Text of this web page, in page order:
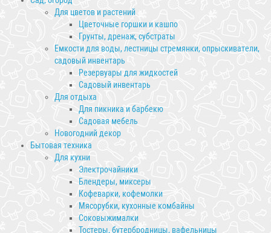
Для цветов и растений
Цветочные горшки и кашпо
Грунты, дренаж, субстраты
Емкости для воды, лестницы стремянки, опрыскиватели,
садовый инвентарь
Резервуары для жидкостей
Садовый инвентарь
Для отдыха
Для пикника и барбекю
Садовая мебель
Новогодний декор
Бытовая техника
Для кухни
Электрочайники
Блендеры, миксеры
Кофеварки, кофемолки
Мясорубки, кухонные комбайны
Соковыжималки
Тостеры, бутербродницы, вафельницы